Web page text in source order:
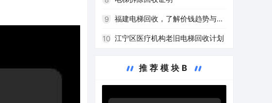
9 福建电梯回收，了解价钱趋势与注
意事项
10 江宁区医疗机构老旧电梯回收计划
推荐模块B